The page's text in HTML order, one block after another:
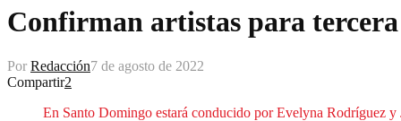
Confirman artistas para
Por Redacción7 de agosto de 2022
Compartir2
En Santo Domingo estará conducido por Evelyna Rodríguez y